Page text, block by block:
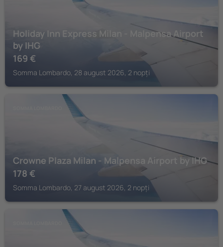
Holiday Inn Express Milan - Malpensa Airport
by IHG
169 €
Somma Lombardo, 28 august 2026, 2 nopți
Crowne Plaza Milan - Malpensa Airport by IHG
178 €
Somma Lombardo, 27 august 2026, 2 nopți